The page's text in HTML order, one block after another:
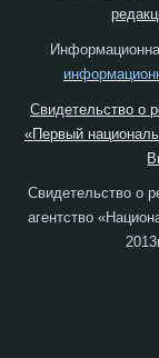
Свидетельство о
«Первый
Свидетельство о
агентство